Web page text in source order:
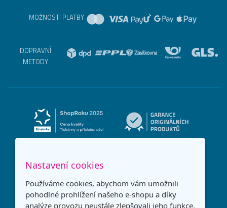
MOŽNOSTI PLATBY
DOPRAVNÍ
METODY
Nastavení cookies
Používáme cookies, abychom vám umožnili
pohodlné prohlížení našeho e-shopu a díky
analýze provozu neustále zlepšovali jeho funkce,